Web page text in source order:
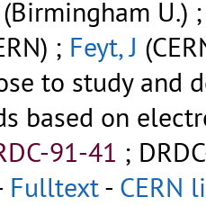
(Birmingham U.)
; Feyt, J
to study and
based on
91-41 ;
Fulltext- CERN